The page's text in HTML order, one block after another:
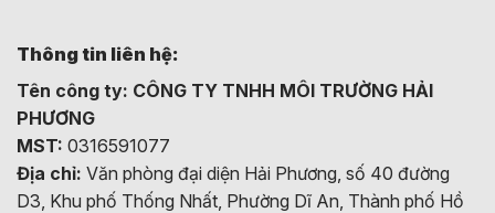
Thông tin liên hệ:
Tên công ty: CÔNG TY TNHH MÔI TRƯỜNG HẢI
PHƯƠNG
MST: 0316591077
Địa chỉ: Văn phòng đại diện Hải Phương, số 40 đường
D3, Khu phố Thống Nhất, Phường Dĩ An, Thành phố Hồ